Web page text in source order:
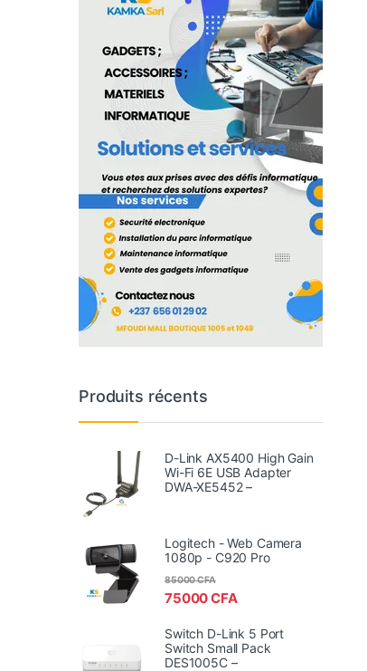
Produits récents
D-Link AX5400 High Gain
Wi-Fi 6E USB Adapter
DWA-XE5452 –
Logitech - Web Camera
1080p - C920 Pro
75000CFA
85000CFA
Switch D-Link 5 Port
Switch Small Pack
DES1005C –